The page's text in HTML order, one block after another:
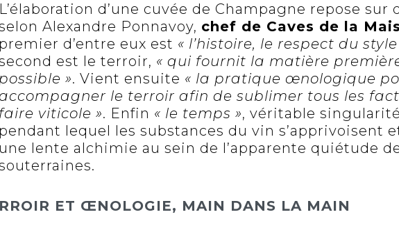
L’élaboration d’une cuvée de Champagne repose
Alexandre Ponnavoy, chef de Caves de la
premier d’entre eux est « l’histoire, le respect du style
est le terroir, « qui fournit la matière
possible ». Vient ensuite « la pratique œnologique
accompagner le terroir afin de sublimer tous les
faire viticole ». Enfin « le temps », véritable
pendant lequel les substances du vin s’apprivoisent
une lente alchimie au sein de l’apparente quiétude
ET ŒNOLOGIE, MAIN DANS LA MAIN